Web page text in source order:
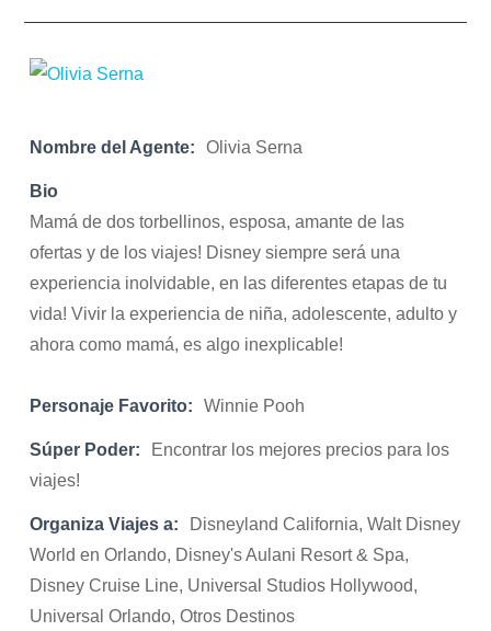
Nombre del Agente: Olivia Serna
Bio
Mamá de dos torbellinos, esposa, amante de las
ofertas y de los viajes! Disney siempre será una
experiencia inolvidable, en las diferentes etapas de tu
vida! Vivir la experiencia de niña, adolescente, adulto y
ahora como mamá, es algo inexplicable!
Personaje Favorito: Winnie Pooh
Súper Poder:
Encontrar los mejores precios para los
viajes!
Organiza Viajes a:
Disneyland California, Walt Disney
World en Orlando, Disney's Aulani Resort & Spa,
Disney Cruise Line, Universal Studios Hollywood,
Universal Orlando, Otros Destinos